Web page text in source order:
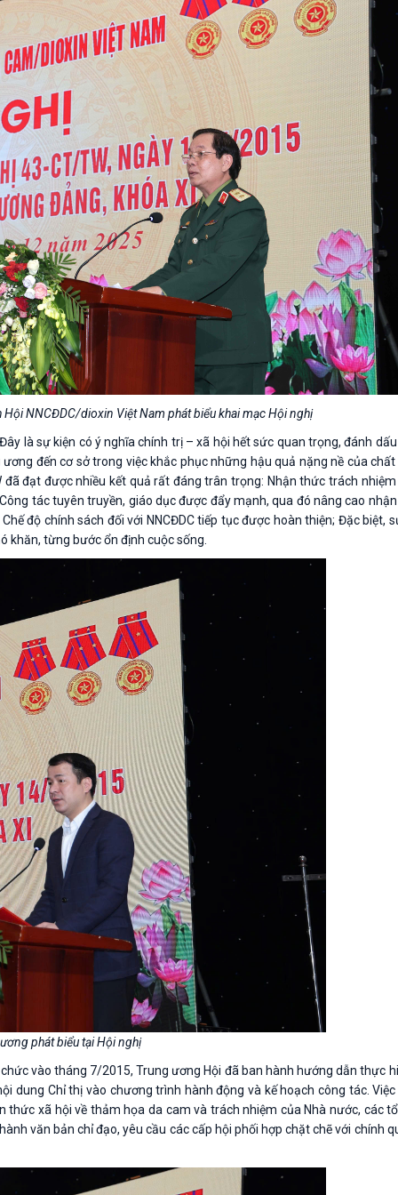
NNCĐDC/dioxin Việt Nam phát biểu khai mạc Hội nghị
Đây là sự kiện có ý nghĩa chính trị – xã hội hết sức quan trọng, đánh
đến cơ sở trong việc khắc phục những hậu quả nặng nề của
đạt được nhiều kết quả rất đáng trân trọng: Nhận thức trách nhiệm
tác tuyên truyền, giáo dục được đẩy mạnh, qua đó nâng cao
độ chính sách đối với NNCĐDC tiếp tục được hoàn thiện; Đặc biệt,
khăn, từng bước ổn định cuộc sống.
phát biểu tại Hội nghị
vào tháng 7/2015, Trung ương Hội đã ban hành hướng dẫn thực
dung Chỉ thị vào chương trình hành động và kế hoạch công tác.
xã hội về thảm họa da cam và trách nhiệm của Nhà nước, các
văn bản chỉ đạo, yêu cầu các cấp hội phối hợp chặt chẽ với chính